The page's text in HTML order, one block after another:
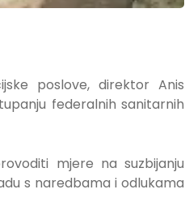
poslove, direktor Anis
federalnih sanitarnih
mjere na suzbijanju
s naredbama i odlukama